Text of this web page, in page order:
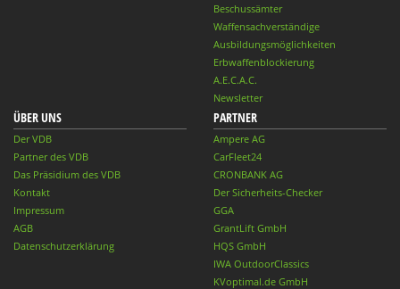
Beschussämter
Waffensachverständige
Ausbildungsmöglichkeiten
Erbwaffenblockierung
A.E.C.A.C.
Newsletter
ÜBER UNS
Der VDB
Partner des VDB
Das Präsidium des VDB
Kontakt
Impressum
AGB
Datenschutzerklärung
PARTNER
Ampere AG
CarFleet24
CRONBANK AG
Der Sicherheits-Checker
GGA
GrantLift GmbH
HQS GmbH
IWA OutdoorClassics
KVoptimal.de GmbH